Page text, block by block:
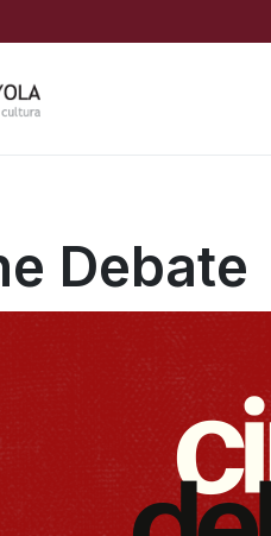
Debate